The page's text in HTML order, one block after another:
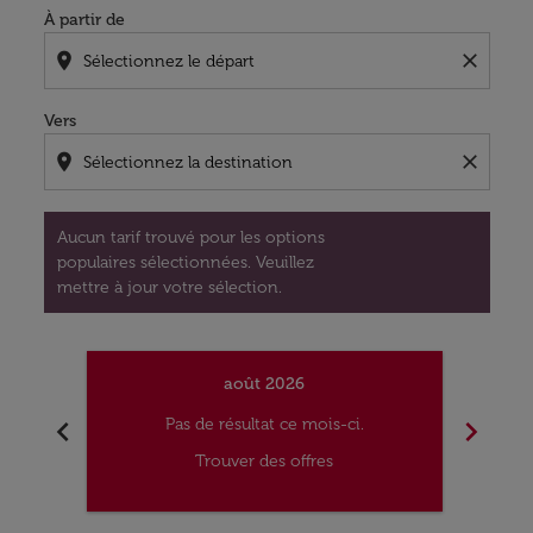
À partir de
location_on close
Vers
location_on close
Aucun tarif trouvé pour les options
populaires sélectionnées. Veuillez
mettre à jour votre sélection.
chevron_left
août 2026
Pas de résultat ce mois-ci.
Trouver des offres
chevron_right